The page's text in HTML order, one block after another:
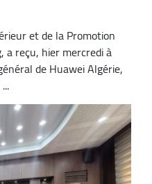
et de la Promotion
a reçu, hier mercredi à
de Huawei Algérie,